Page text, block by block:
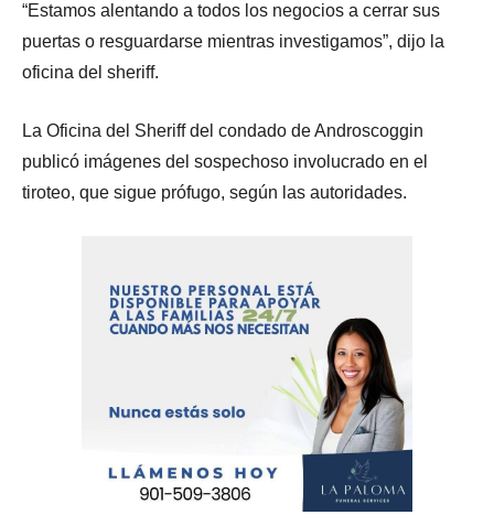
“Estamos alentando a todos los negocios a cerrar sus
puertas o resguardarse mientras investigamos”, dijo la
oficina del sheriff.
La Oficina del Sheriff del condado de Androscoggin
publicó imágenes del sospechoso involucrado en el
tiroteo, que sigue prófugo, según las autoridades.